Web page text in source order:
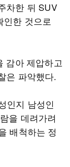
차한 뒤 SUV
한 것으로
감아 제압하고
은 파악했다.
인지 남성인
을 데려가려
배척하는 정